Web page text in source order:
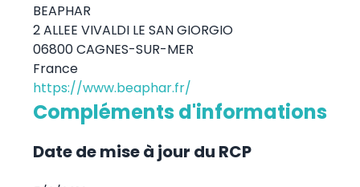
BEAPHAR
2 ALLEE VIVALDI LE SAN GIORGIO
06800 CAGNES-SUR-MER
France
https://www.beaphar.fr/
Compléments d'informations
Date de mise à jour du RCP